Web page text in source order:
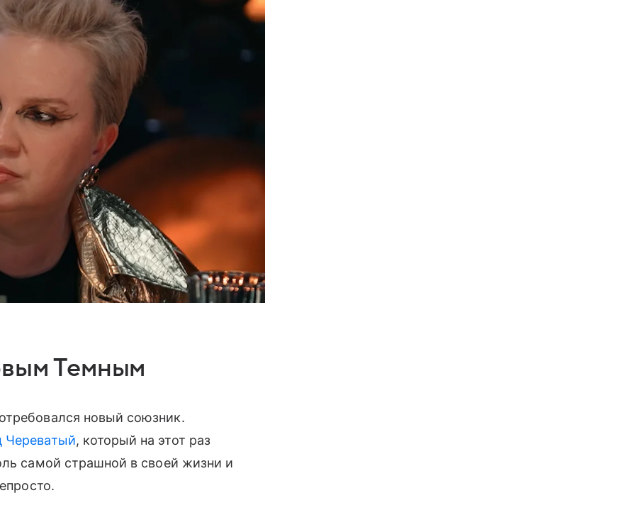
Темным
новый союзник.
Череватый, который на этот раз
самой страшной в своей жизни и